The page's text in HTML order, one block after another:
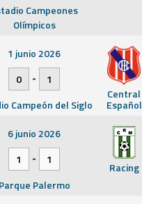
Campeones
Olímpicos
Central
Español
1 junio 2026
0
-
1
Campeón del Siglo
Racing
6 junio 2026
1
-
1
Parque Palermo